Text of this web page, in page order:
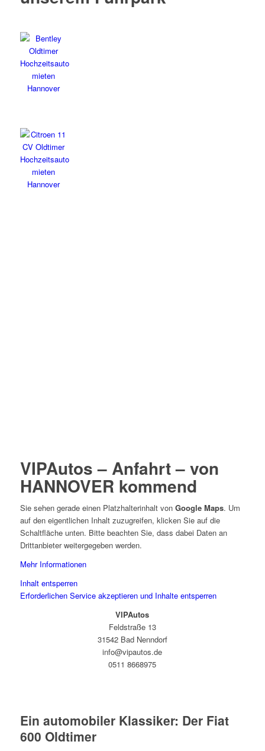
VIPAutos – Anfahrt – von
HANNOVER kommend
Sie sehen gerade einen Platzhalterinhalt von Google Maps. Um
auf den eigentlichen Inhalt zuzugreifen, klicken Sie auf die
Schaltfläche unten. Bitte beachten Sie, dass dabei Daten an
Drittanbieter weitergegeben werden.
Mehr Informationen
Inhalt entsperren
Erforderlichen Service akzeptieren und Inhalte entsperren
VIPAutos
Feldstraße 13
31542 Bad Nenndorf
info@vipautos.de
0511 8668975
Ein automobiler Klassiker: Der Fiat
600 Oldtimer